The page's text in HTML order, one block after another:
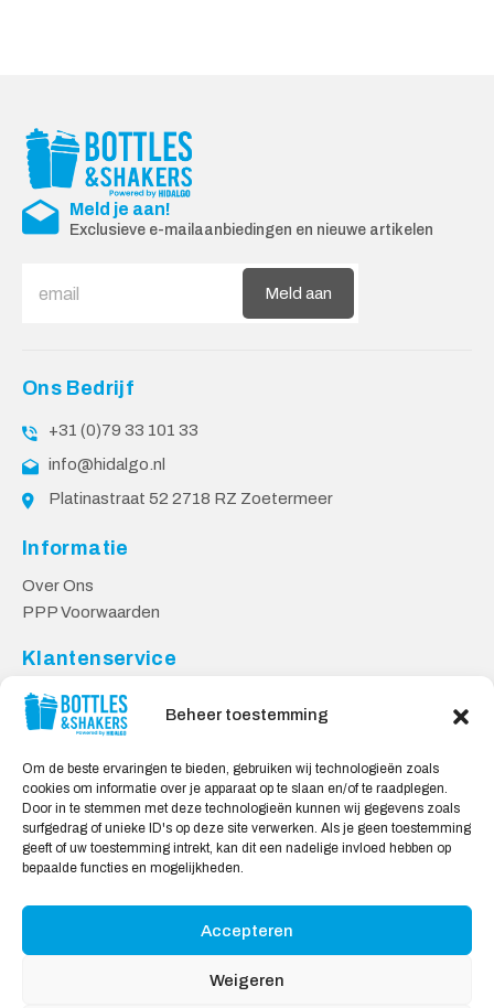
Beheer toestemming
Om de beste ervaringen te bieden, gebruiken wij technologieën zoals
cookies om informatie over je apparaat op te slaan en/of te raadplegen.
Door in te stemmen met deze technologieën kunnen wij gegevens zoals
surfgedrag of unieke ID's op deze site verwerken. Als je geen toestemming
geeft of uw toestemming intrekt, kan dit een nadelige invloed hebben op
bepaalde functies en mogelijkheden.
Accepteren
Weigeren
Meld je aan!
Exclusieve e-mailaanbiedingen en nieuwe artikelen
Meld aan
Ons Bedrijf
+31 (0)79 33 101 33
info@hidalgo.nl
Platinastraat 52 2718 RZ Zoetermeer
Informatie
Over Ons
PPP Voorwaarden
Klantenservice
Contact
Levering & Retourneren
Veilig Shoppen
My account
Winkelwagen